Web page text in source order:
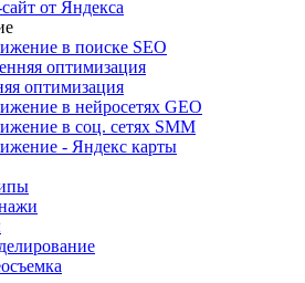
от Яндекса
в поиске SEO
оптимизация
оптимизация
в нейросетях GEO
в соц. сетях SMM
- Яндекс карты